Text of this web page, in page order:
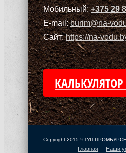
Мобильный:+375 29
E-mail:burim@na-
Сайт:https://na-
Copyright 2015 ЧТУП
Главная Наши